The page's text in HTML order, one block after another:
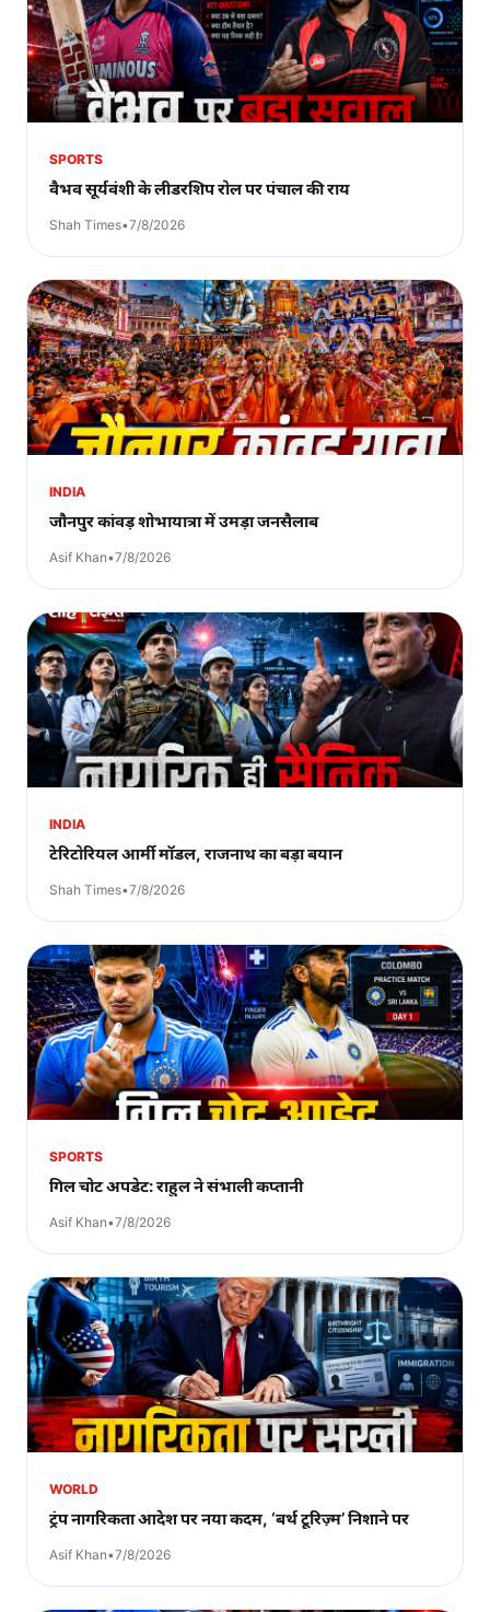
SPORTS
वैभव सूर्यवंशी के लीडरशिप रोल पर पंचाल की राय
Shah Times•7/8/2026
INDIA
जौनपुर कांवड़ शोभायात्रा में उमड़ा जनसैलाब
Asif Khan•7/8/2026
INDIA
टेरिटोरियल आर्मी मॉडल, राजनाथ का बड़ा बयान
Shah Times•7/8/2026
SPORTS
गिल चोट अपडेट: राहुल ने संभाली कप्तानी
Asif Khan•7/8/2026
WORLD
ट्रंप नागरिकता आदेश पर नया कदम, ‘बर्थ टूरिज़्म’ निशाने पर
Asif Khan•7/8/2026